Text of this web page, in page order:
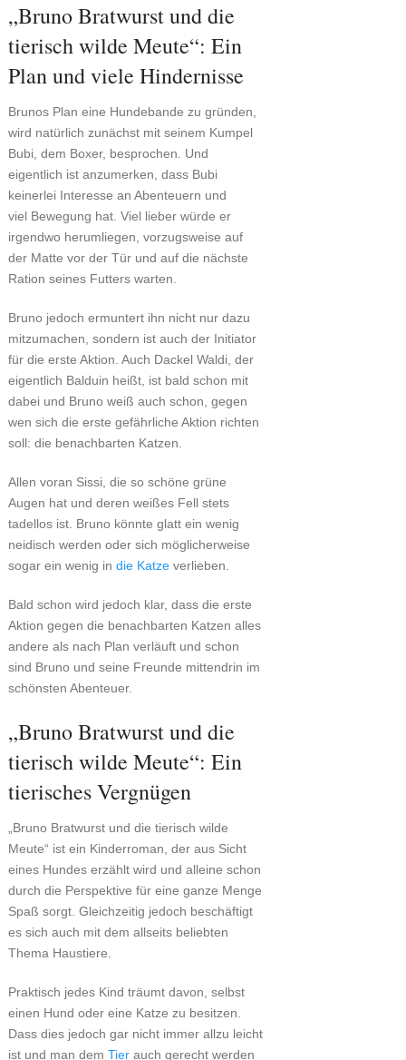
„Bruno Bratwurst und die
tierisch wilde Meute“: Ein
Plan und viele Hindernisse
Brunos Plan eine Hundebande zu gründen,
wird natürlich zunächst mit seinem Kumpel
Bubi, dem Boxer, besprochen. Und
eigentlich ist anzumerken, dass Bubi
keinerlei Interesse an Abenteuern und
viel Bewegung hat. Viel lieber würde er
irgendwo herumliegen, vorzugsweise auf
der Matte vor der Tür und auf die nächste
Ration seines Futters warten.
Bruno jedoch ermuntert ihn nicht nur dazu
mitzumachen, sondern ist auch der Initiator
für die erste Aktion. Auch Dackel Waldi, der
eigentlich Balduin heißt, ist bald schon mit
dabei und Bruno weiß auch schon, gegen
wen sich die erste gefährliche Aktion richten
soll: die benachbarten Katzen.
Allen voran Sissi, die so schöne grüne
Augen hat und deren weißes Fell stets
tadellos ist. Bruno könnte glatt ein wenig
neidisch werden oder sich möglicherweise
sogar ein wenig in die Katzeverlieben.
Bald schon wird jedoch klar, dass die erste
Aktion gegen die benachbarten Katzen alles
andere als nach Plan verläuft und schon
sind Bruno und seine Freunde mittendrin im
schönsten Abenteuer.
„Bruno Bratwurst und die
tierisch wilde Meute“: Ein
tierisches Vergnügen
„Bruno Bratwurst und die tierisch wilde
Meute“ ist ein Kinderroman, der aus Sicht
eines Hundes erzählt wird und alleine schon
durch die Perspektive für eine ganze Menge
Spaß sorgt. Gleichzeitig jedoch beschäftigt
es sich auch mit dem allseits beliebten
Thema Haustiere.
Praktisch jedes Kind träumt davon, selbst
einen Hund oder eine Katze zu besitzen.
Dass dies jedoch gar nicht immer allzu leicht
ist und man dem Tierauch gerecht werden